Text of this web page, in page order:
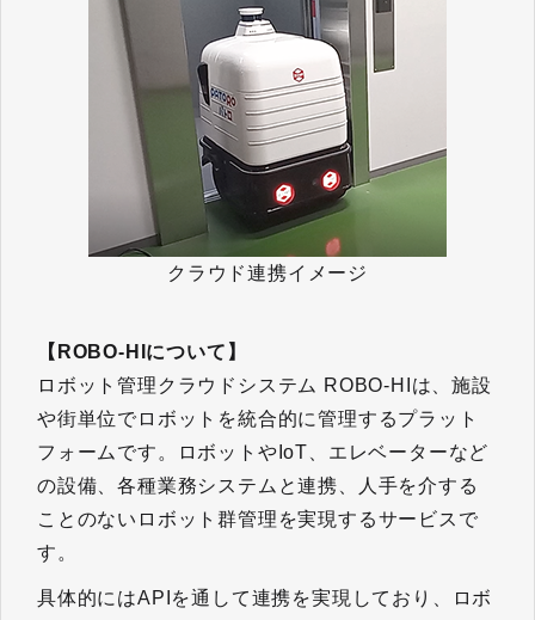
クラウド連携イメージ
【ROBO-HIについて】
ロボット管理クラウドシステム ROBO-HIは、施設
や街単位でロボットを統合的に管理するプラット
フォームです。ロボットやIoT、エレベーターなど
の設備、各種業務システムと連携、人手を介する
ことのないロボット群管理を実現するサービスで
す。
具体的にはAPIを通して連携を実現しており、ロボ